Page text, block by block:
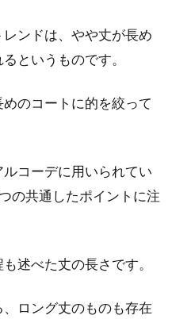
シンプル過ぎる！シャツ
てコーデを完成
着こなし術
でも爽やかさの中に礼儀正しさ
ンドは、やや丈が長め
というものです。
のコートに的を絞って
コーデに用いられてい
の共通したポイントに注
述べた丈の長さです。
ロング丈のものも存在